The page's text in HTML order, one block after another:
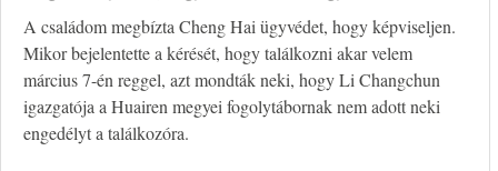
A családom megbízta Cheng Hai ügyvédet, hogy képviseljen.
Mikor bejelentette a kérését, hogy találkozni akar velem
március 7-én reggel, azt mondták neki, hogy Li Changchun
igazgatója a Huairen megyei fogolytábornak nem adott neki
engedélyt a találkozóra.